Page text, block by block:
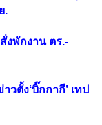
.
งพักงาน ตร.-
ตั้ง‘บิ๊กกากี’ เทป